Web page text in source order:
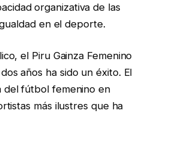
organizativa de las
en el deporte.
el Piru Gainza Femenino
años ha sido un éxito. El
del fútbol femenino en
más ilustres que ha